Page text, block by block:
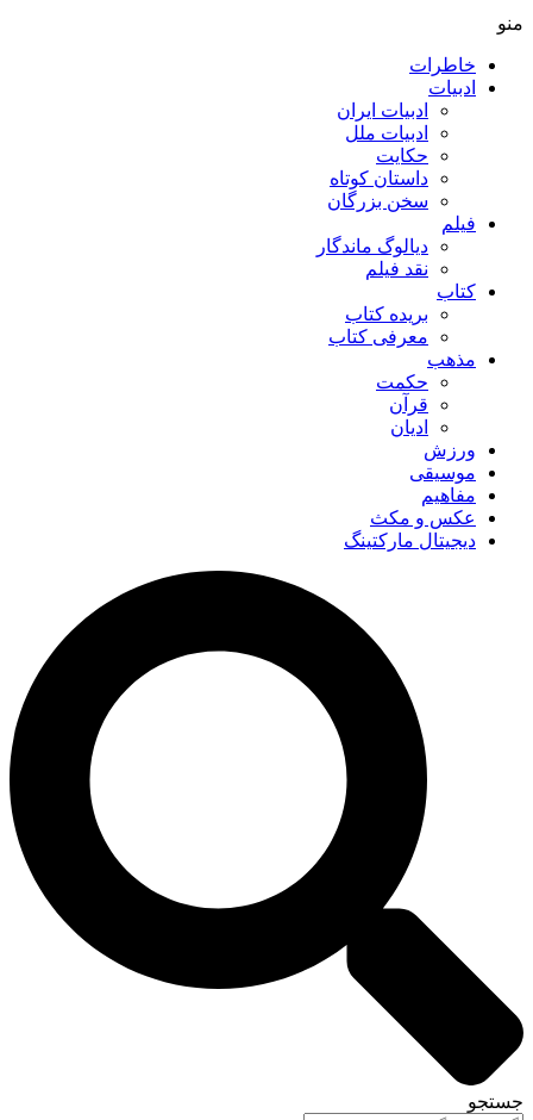
منو
خاطرات
ادبیات
ادبیات ایران
ادبیات ملل
حکایت
داستان کوتاه
سخن بزرگان
فیلم
دیالوگ ماندگار
نقد فیلم
کتاب
بریده کتاب
معرفی کتاب
مذهب
حکمت
قرآن
ادیان
ورزش
موسیقی
مفاهیم
عکس و مکث
دیجیتال مارکتینگ
جستجو